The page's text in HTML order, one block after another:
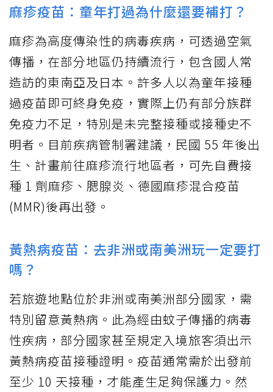
麻疹疫苗：童年打過為什麼還要補打？
麻疹為高度傳染性的病毒疾病，可透過空氣
傳播，在部分地區仍持續流行，包含國人常
造訪的東南亞及日本。許多人以為童年接種
過疫苗即可終身免疫，實際上仍有部分族群
免疫力不足，特別是未完整接種或接種史不
明者。目前疾病管制署建議，民國 55 年後出
生、計畫前往麻疹流行地區者，可先自費接
種 1 劑麻疹、腮腺炎、德國麻疹混合疫苗
(MMR)後再出發。
黃熱病疫苗：去非洲或南美洲玩一定要打
嗎？
若旅遊地點位於非洲或南美洲部分國家，需
特別留意黃熱病。此為經由蚊子傳播的病毒
性疾病，部分國家甚至規定入境旅客須出示
黃熱病疫苗接種證明。疫苗通常需於出發前
至少 10 天接種，才能產生足夠保護力。然